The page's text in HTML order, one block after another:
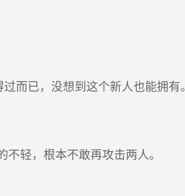
而已，没想到这个新人也能拥有。
轻，根本不敢再攻击两人。